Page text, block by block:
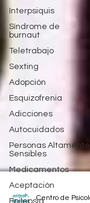
Interpsiquis
Síndrome de
burnaut
Teletrabajo
Sexting
Adopción
Esquizofrenia
Adicciones
Autocuidados
Personas Altamente
Sensibles
Medicamentos
Aceptación
Epilepsia